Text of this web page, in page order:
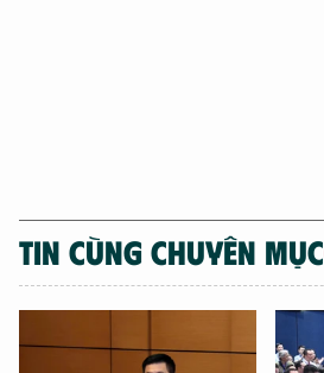
TIN CÙNG CHUYÊN MỤC